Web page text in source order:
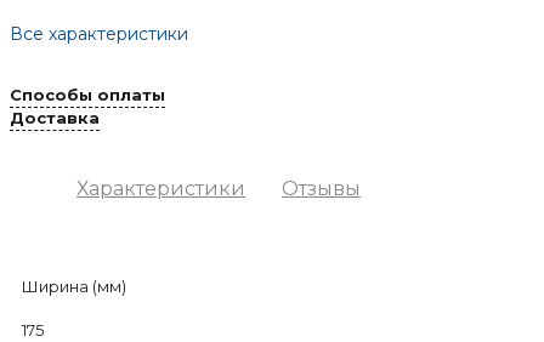
Все характеристики
Способы оплаты
Доставка
Характеристики Отзывы
Ширина (мм)
175